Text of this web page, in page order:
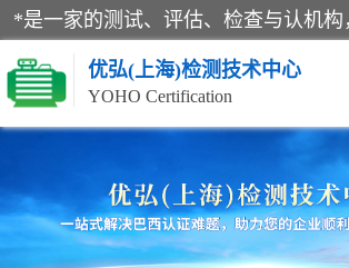
优弘(上海)检测技术中心
YOHO Certification
RECYCLASS认证 NR10认
NR12认证 NR13认